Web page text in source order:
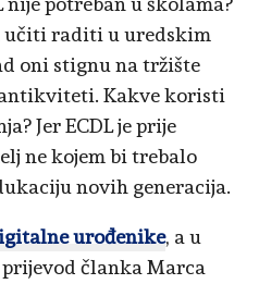
učiti raditi u uredskim
oni stignu na tržište
Kakve koristi
Jer ECDL je prije
ne kojem bi trebalo
novih generacija.
urođenike, a u
članka Marca